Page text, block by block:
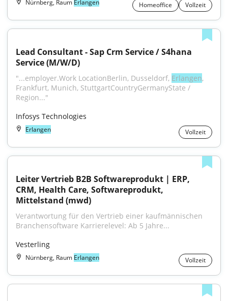
Nürnberg, Raum Erlangen Homeoffice Vollzeit
Lead Consultant - Sap Crm Service / S4hana
Service (M/W/D)
"...employer.Work LocationBerlin, Dusseldorf, Erlangen,
Frankfurt, Munich, StuttgartCountryGermanyState /
Region..."
Infosys Technologies
Erlangen Vollzeit
Leiter Vertrieb B2B Softwareprodukt | ERP,
CRM, Health Care, Softwareprodukt,
Mittelstand (mwd)
Verantwortung für den Vertrieb einer kaufmännischen
Branchensoftware Karrierelevel: Ab 5 Jahre...
Vesterling
Nürnberg, Raum Erlangen Vollzeit